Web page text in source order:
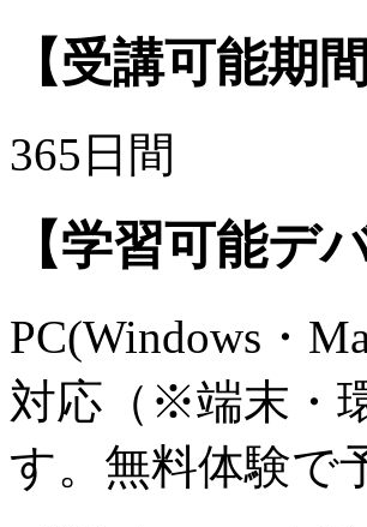
【受講可能期間
365日間
【学習可能デ
PC(Windows・
対応（※端末・
す。無料体験で